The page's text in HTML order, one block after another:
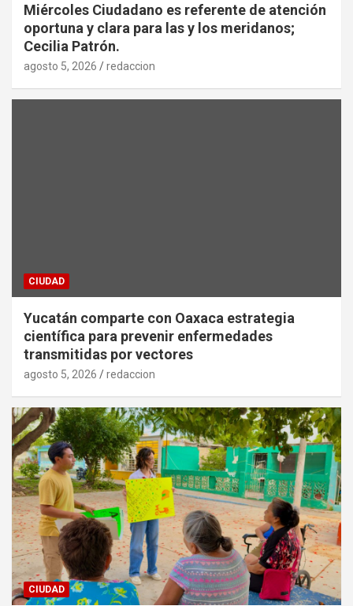
Miércoles Ciudadano es referente de atención
oportuna y clara para las y los meridanos;
Cecilia Patrón.
agosto 5, 2026 redaccion
CIUDAD
Yucatán comparte con Oaxaca estrategia
científica para prevenir enfermedades
transmitidas por vectores
agosto 5, 2026 redaccion
CIUDAD